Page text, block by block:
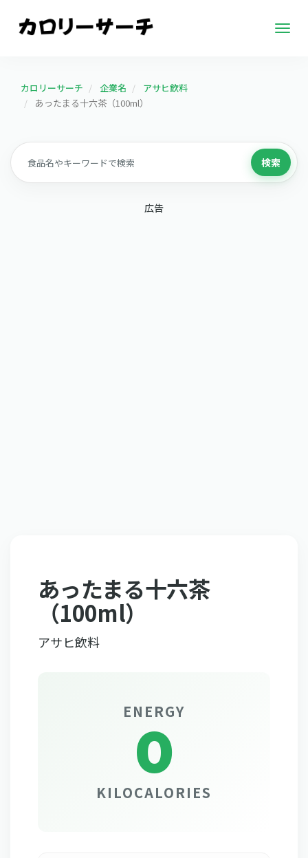
カロリーサーチ 企業名
アサヒ飲料
あったまる十六茶（100ml）
検索
広告
あったまる十六茶
（100ml）
アサヒ飲料
ENERGY
0
KILOCALORIES